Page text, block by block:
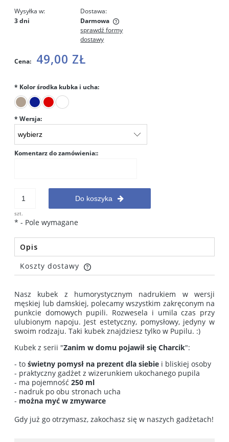
Wysyłka w:
3 dni
Dostawa:
Darmowa
Cena nie zawiera ewentualnych kosztów płatności
sprawdź formy
dostawy
Cena: 49,00 ZŁ
* Kolor środka kubka i ucha:
* Wersja:
Komentarz do zamówienia::
szt.
Do koszyka
* - Pole wymagane
Opis
Koszty dostawy
Cena nie zawiera ewentualnych kosztów płatności
Nasz kubek z humorystycznym nadrukiem w wersji
męskiej lub damskiej, polecamy wszystkim zakręconym na
punkcie domowych pupili. Rozwesela i umila czas przy
ulubionym napoju. Jest estetyczny, pomysłowy, jedyny w
swoim rodzaju. Taki kubek znajdziesz tylko w Pupilu. :)
Kubek z serii "Zanim w domu pojawił się Charcik":
- to świetny pomysł na prezent dla siebie i bliskiej osoby
- praktyczny gadżet z wizerunkiem ukochanego pupila
- ma pojemność 250 ml
- nadruk po obu stronach ucha
- można myć w zmywarce
Gdy już go otrzymasz, zakochasz się w naszych gadżetach!